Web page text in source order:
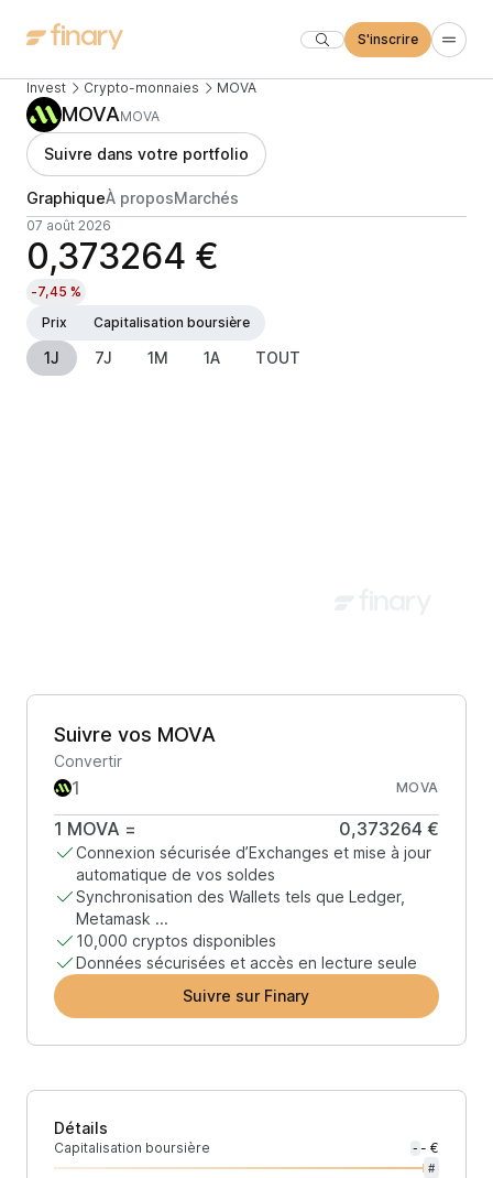
S'inscrire
Invest Crypto-monnaies MOVA
MOVAMOVA
Suivre dans votre portfolio
GraphiqueÀ proposMarchés
07 août 2026
0,373264 €
-7,45 %
Prix
Capitalisation boursière
1J 7J 1M 1A TOUT
Suivre vos MOVA
Convertir
MOVA
1 MOVA = 0,373264 €
Connexion sécurisée d’Exchanges et mise à jour
automatique de vos soldes
Synchronisation des Wallets tels que Ledger,
Metamask ...
10,000 cryptos disponibles
Données sécurisées et accès en lecture seule
Suivre sur Finary
Détails
Capitalisation boursière - - €
#